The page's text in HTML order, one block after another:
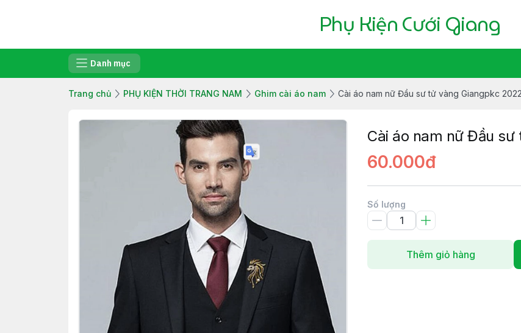
Phụ Kiện Cưới Giang
Danh mục
Trang chủ PHỤ KIỆN THỜI TRANG NAM Ghim cài áo nam Cài áo nam nữ Đầu sư tử vàng Giangpkc 2022
Cài áo nam nữ Đầu
60.000đ
Số lượng
Thêm giỏ hàng